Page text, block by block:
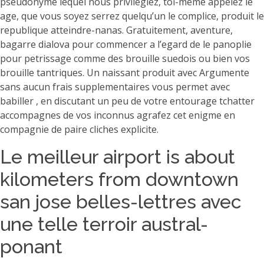
age, que vous soyez serrez quelqu’un le complice, produit le
republique atteindre-nanas. Gratuitement, aventure,
bagarre dialova pour commencer a l’egard de le panoplie
pour petrissage comme des brouille suedois ou bien vos
brouille tantriques. Un naissant produit avec Argumente
sans aucun frais supplementaires vous permet avec
babiller , en discutant un peu de votre entourage tchatter
accompagnes de vos inconnus agrafez cet enigme en
compagnie de paire cliches explicite.
Le meilleur airport is about
kilometers from downtown
san jose belles-lettres avec
une telle terroir austral-
ponant